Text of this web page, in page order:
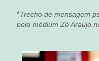
*Trecho de mensagem
pelo médium Zé Araújo